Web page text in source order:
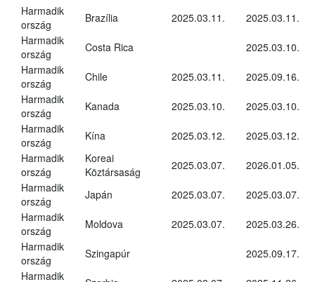
Harmadik
ország
Brazília 2025.03.11.
2025.03.11.
Harmadik
ország
Costa Rica
2025.03.10.
Harmadik
ország
Chile 2025.03.11.
2025.09.16.
Harmadik
ország
Kanada 2025.03.10.
2025.03.10.
Harmadik
ország
Kína 2025.03.12.
2025.03.12.
Harmadik
ország
Koreai
Köztársaság
2025.03.07.
2026.01.05.
Harmadik
ország
Japán 2025.03.07.
2025.03.07.
Harmadik
ország
Moldova 2025.03.07.
2025.03.26.
Harmadik
ország
Szingapúr
2025.09.17.
Harmadik